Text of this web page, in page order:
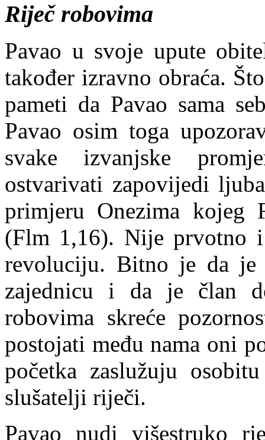
Riječ robovima
Pavao u svoje upute
također izravno obraća.
pameti da Pavao sama
Pavao osim toga
svake izvanjske
ostvarivati zapovijedi
primjeru Onezima kojeg
(Flm 1,16). Nije prvotno
revoluciju. Bitno je da
zajednicu i da je član
robovima skreće
postojati među nama oni
početka zaslužuju
slušatelji riječi.
Pavao nudi višestruko